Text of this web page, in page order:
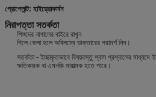
প্রোপেলান্ট: হাইড্রোকার্বন
নিরাপত্তা সতর্কতা
শিশুদের নাগালের বাইরে রাখুন
গিলে ফেলা হলে অবিলম্বে ডাক্তারের পরামর্শ নিন।
সতর্কতা - ইচ্ছাকৃতভাবে বিষয়বস্তু শ্বাস প্রশ্বাসের মাধ্যমে
ক্ষতিকারক বা এমনকি মারাত্মক হতে পারে।